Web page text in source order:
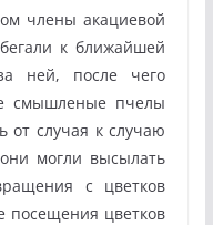
члены акациевой
к ближайшей
ней, после чего
смышленые пчелы
от случая к случаю
могли высылать
с цветков
посещения цветков